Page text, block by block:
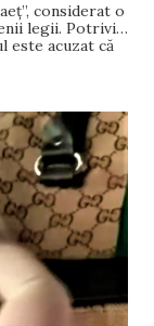
considerat o
legii. Potrivit
este acuzat că
Pentru a se
ani. Potrivit